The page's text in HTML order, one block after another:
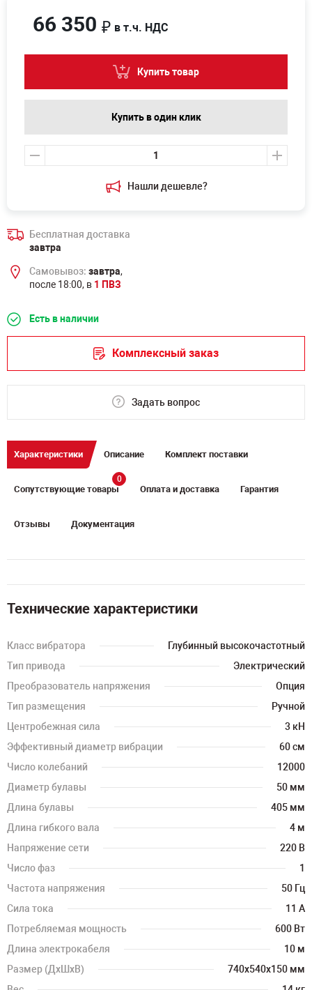
Нашли дешевле?
66 350 ₽ в т.ч. НДС
Купить товар
Купить в один клик
Бесплатная доставка
завтра
Самовывоз: завтра,
после 18:00, в 1 ПВЗ
Есть в наличии
Комплексный заказ
Задать вопрос
Характеристики Описание Комплект поставки
Сопутствующие товары
0
Оплата и доставка Гарантия
Отзывы Документация
Технические характеристики
Класс вибратора
Глубинный высокочастотный
Тип привода
Электрический
Преобразователь напряжения
Опция
Тип размещения
Ручной
Центробежная сила
3 кН
Эффективный диаметр вибрации
60 см
Число колебаний
12000
Диаметр булавы
50 мм
Длина булавы
405 мм
Длина гибкого вала
4 м
Напряжение сети
220 В
Число фаз
1
Частота напряжения
50 Гц
Сила тока
11 А
Потребляемая мощность
600 Вт
Длина электрокабеля
10 м
Размер (ДхШхВ)
740х540х150 мм